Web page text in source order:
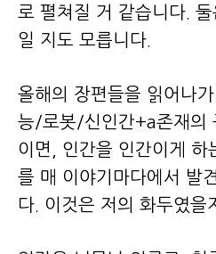
로 펼쳐질 거 같습니다.
일 지도 모릅니다.
올해의 장편들을 읽어나
능/로봇/신인간+a존재의
이면, 인간을 인간이게 하
를 매 이야기마다에서 발
다. 이것은 저의 화두였을